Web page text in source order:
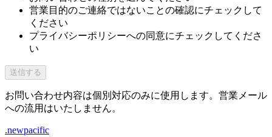
営業目的のご連絡ではないことの確認にチェックして
ください
プライバシーポリシーへの同意にチェックしてくださ
い
送信する
お問い合わせ内容は個別対応のみに使用します。営業メール
への流用はいたしません。
.newpacific